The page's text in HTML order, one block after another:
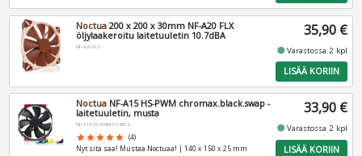
Noctua 200 x 200 x 30mm NF-A20 FLX
öljylaakeroitu laitetuuletin 10.7dBA
NF-A20-FLX
35,90 €
fiber_manual_recordVarastossa 2 kpl
LISÄÄ KORIIN
Noctua NF-A15 HS-PWM chromax.black.swap -
laitetuuletin, musta
NF-A15-HS-PWM-CH.BK.S
star star star star star (4)
Nyt sitä saa! Mustaa Noctuaa! | 140 x 150 x 25 mm
33,90 €
fiber_manual_recordVarastossa 2 kpl
LISÄÄ KORIIN